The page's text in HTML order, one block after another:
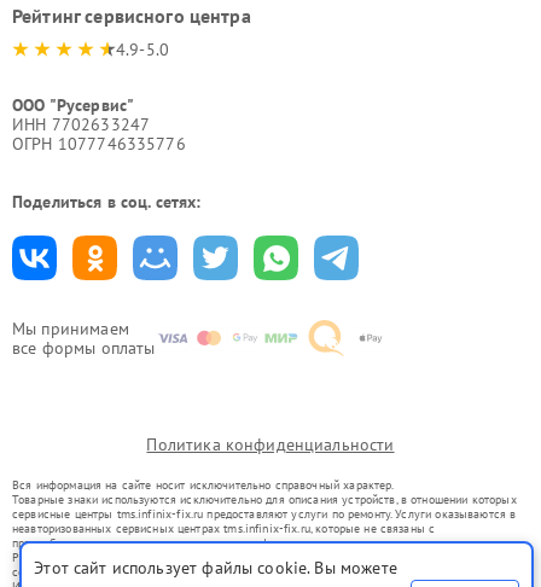
Мы принимаем
все формы оплаты
Рейтинг сервисного центра
4.9-5.0
ООО "Русервис"
ИНН 7702633247
ОГРН 1077746335776
Поделиться в соц. сетях:
Политика конфиденциальности
Вся информация на сайте носит исключительно справочный характер.
Товарные знаки используются исключительно для описания устройств, в отношении которых
сервисные центры tms.infinix-fix.ru предоставляют услуги по ремонту. Услуги оказываются в
неавторизованных сервисных центрах tms.infinix-fix.ru, которые не связаны с
правообладателями товарных знаков или их официальными представителями.
Ремонт осуществляется для устройств, уже введенных в гражданский оборот в соответствии
со статьей 1487 ГК РФ.
Этот сайт использует файлы cookie. Вы можете